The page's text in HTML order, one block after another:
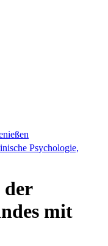
Psychologie,
der
mit